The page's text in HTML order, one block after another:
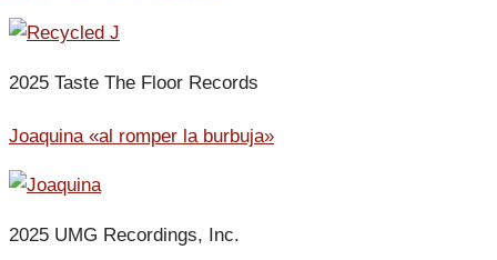
2025 Taste The Floor Records
Joaquina «al romper la burbuja»
2025 UMG Recordings, Inc.